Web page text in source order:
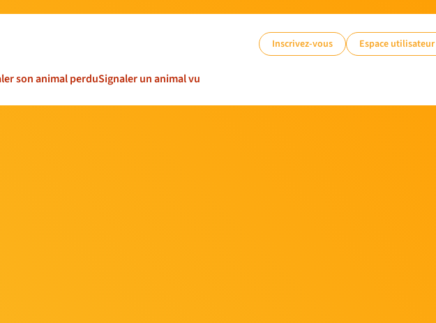
son animal perduSignaler un animal vu
Inscrivez-vous Espace utilisateur